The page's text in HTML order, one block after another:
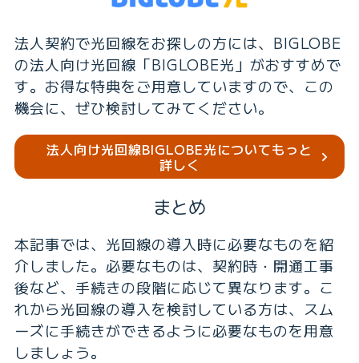
法人契約で光回線をお探しの方には、BIGLOBE
の法人向け光回線「BIGLOBE光」がおすすめで
す。お得な特典をご用意していますので、この
機会に、ぜひ検討してみてください。
法人向け光回線BIGLOBE光についてもっと
詳しく
まとめ
本記事では、光回線の導入時に必要なものを紹
介しました。必要なものは、契約時・開通工事
後など、手続きの段階に応じて異なります。こ
れから光回線の導入を検討している方は、スム
ーズに手続きができるように必要なものを用意
しましょう。